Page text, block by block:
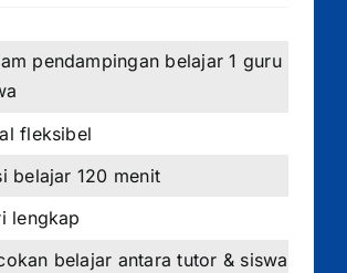
pendampingan belajar 1 guru
fleksibel
belajar 120 menit
lengkap
belajar antara tutor & siswa